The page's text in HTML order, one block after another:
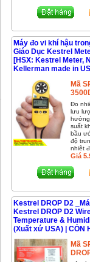
Máy đo vi khí hậu
Giáo Dục Kestrel
[HSX: Kestrel Meter,
Kellerman made in
Mã
Đo
lưu
suất
bầu
độ
nhiệt
phí,
-3838
Giá
Kestrel DROP D2
Kestrel DROP D2
Temperature &
(Xuất xứ USA) | CÒN
Mã